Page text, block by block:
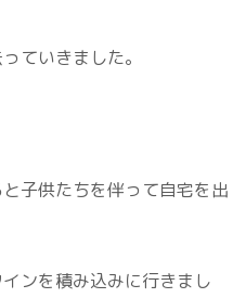
ていきました。
子供たちを伴って自宅を出
ンを積み込みに行きまし